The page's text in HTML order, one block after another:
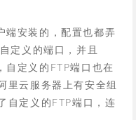
安装的，配置也都弄
定义的端口，并且
定义的FTP端口也在
里云服务器上有安全组
自定义的FTP端口，连